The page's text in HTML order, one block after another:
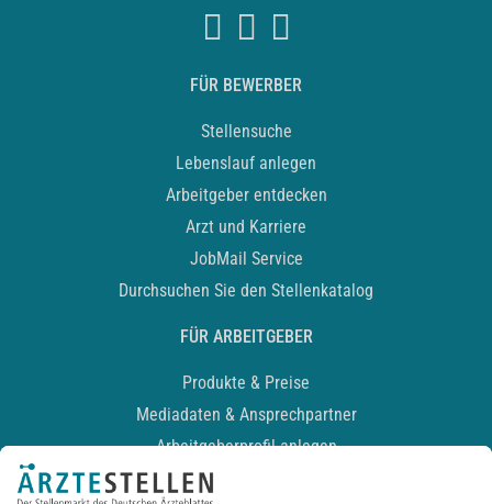
FÜR BEWERBER
Stellensuche
Lebenslauf anlegen
Arbeitgeber entdecken
Arzt und Karriere
JobMail Service
Durchsuchen Sie den Stellenkatalog
FÜR ARBEITGEBER
Produkte & Preise
Mediadaten & Ansprechpartner
Arbeitgeberprofil anlegen
Recruiting-Podcast